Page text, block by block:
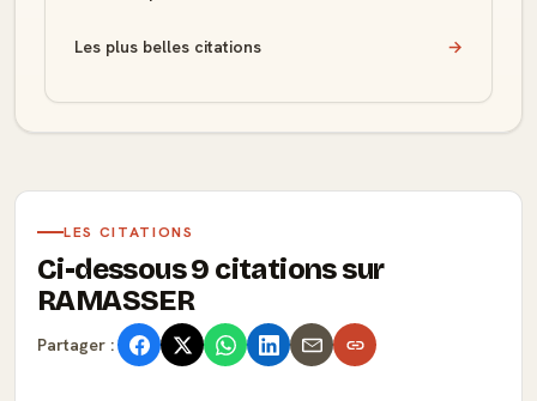
Les plus belles citations →
LES CITATIONS
Ci-dessous 9 citations sur
RAMASSER
Partager :